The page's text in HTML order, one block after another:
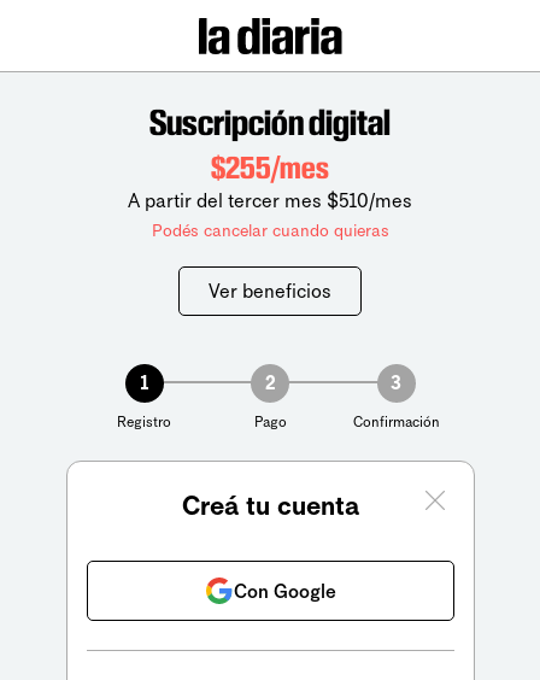
Suscripción digital
$255/mes
A partir del tercer mes $510/mes
Podés cancelar cuando quieras
Ver beneficios
1
Registro
2
Pago
3
Confirmación
Creá tu cuenta
Con Google